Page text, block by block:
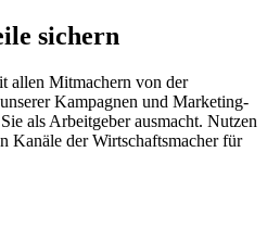
sichern
allen Mitmachern von der
Kampagnen und Marketing-
als Arbeitgeber ausmacht. Nutzen
Kanäle der Wirtschaftsmacher für